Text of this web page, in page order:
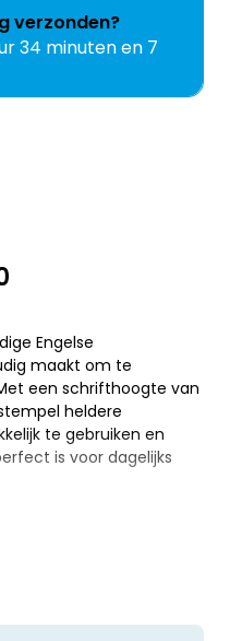
Engelse
maakt om te
een schrifthoogte van
heldere
te gebruiken en
is voor dagelijks
verzonden?
34 minuten en 6